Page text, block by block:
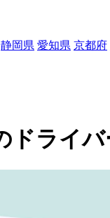
静岡県 愛知県 京都府
ドライバ